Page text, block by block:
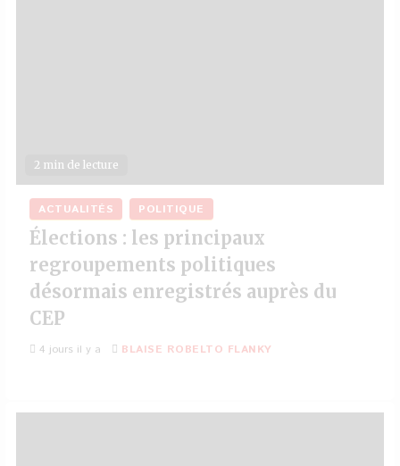
2 min de lecture
ACTUALITÉS POLITIQUE
Élections : les principaux
regroupements politiques
désormais enregistrés auprès du
CEP
4 jours il y a BLAISE ROBELTO FLANKY